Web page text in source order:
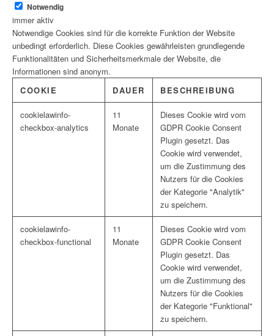
Notwendig
immer aktiv
Notwendige Cookies sind für die korrekte Funktion der Website
unbedingt erforderlich. Diese Cookies gewährleisten grundlegende
Funktionalitäten und Sicherheitsmerkmale der Website, die
Informationen sind anonym.
COOKIE
DAUER BESCHREIBUNG
cookielawinfo-
checkbox-analytics
11
Monate
Dieses Cookie wird vom
GDPR Cookie Consent
Plugin gesetzt. Das
Cookie wird verwendet,
um die Zustimmung des
Nutzers für die Cookies
der Kategorie "Analytik"
zu speichern.
cookielawinfo-
checkbox-functional
11
Monate
Dieses Cookie wird vom
GDPR Cookie Consent
Plugin gesetzt. Das
Cookie wird verwendet,
um die Zustimmung des
Nutzers für die Cookies
der Kategorie "Funktional"
zu speichern.